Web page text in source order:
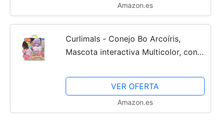
Amazon.es
Curlimals - Conejo Bo Arcoíris,
Mascota interactiva Multicolor, con
enrolla y se esconde en tu Mano,
para niños y niñas...
VER OFERTA
Amazon.es